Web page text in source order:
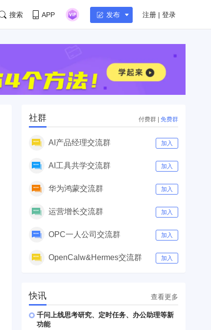
搜索 APP 发布 注册 | 登录
社群 付费群 | 免费群
AI产品经理交流群 加入
AI工具共学交流群 加入
华为鸿蒙交流群 加入
运营增长交流群 加入
OPC一人公司交流群 加入
OpenCalw&Hermes交流群 加入
快讯 查看更多
千问上线思考研究、定时任务、办公助理等新
功能